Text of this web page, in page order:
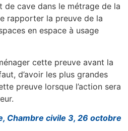
de cave dans le métrage de la
rapporter la preuve de la
en espace à usage
cette preuve avant la
d’avoir les plus grandes
preuve lorsque l’action sera
Chambre civile 3, 26 octobre